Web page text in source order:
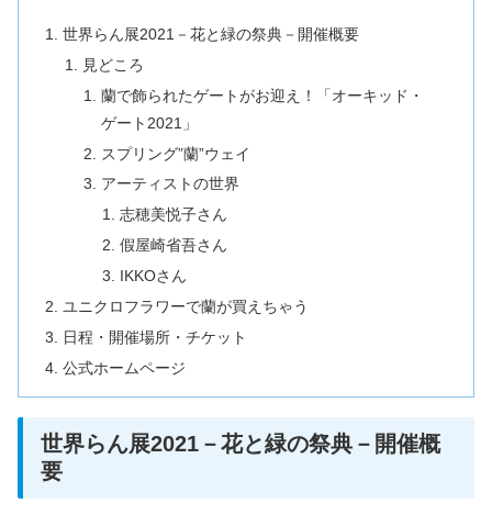
世界らん展2021－花と緑の祭典－開催概要
見どころ
蘭で飾られたゲートがお迎え！「オーキッド・
ゲート2021」
スプリング”蘭”ウェイ
アーティストの世界
志穂美悦子さん
假屋崎省吾さん
IKKOさん
ユニクロフラワーで蘭が買えちゃう
日程・開催場所・チケット
公式ホームページ
世界らん展2021－花と緑の祭典－開催概
要